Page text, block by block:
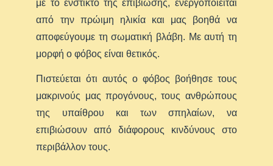
με το ένστικτο της επιβίωσης, ενεργοποιείται
από την πρώιμη ηλικία και μας βοηθά να
αποφεύγουμε τη σωματική βλάβη. Με αυτή τη
μορφή ο φόβος είναι θετικός.
Πιστεύεται ότι αυτός ο φόβος βοήθησε τους
μακρινούς μας προγόνους, τους ανθρώπους
της υπαίθρου και των σπηλαίων, να
επιβιώσουν από διάφορους κινδύνους στο
περιβάλλον τους.